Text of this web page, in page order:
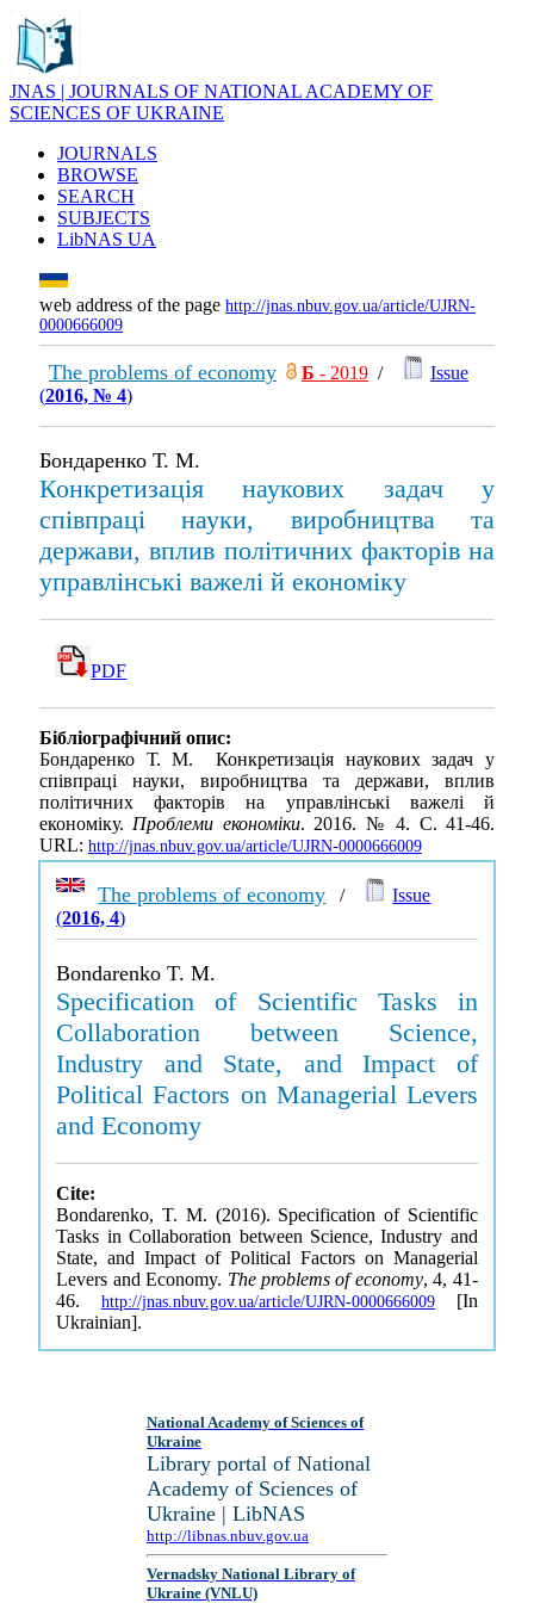
JNAS | JOURNALS OF NATIONAL ACADEMY OF
SCIENCES OF UKRAINE
JOURNALS
BROWSE
SEARCH
SUBJECTS
LibNAS UA
web address of the page http://jnas.nbuv.gov.ua/article/UJRN-
0000666009
The problems of economy Б - 2019 /
Issue
(2016, № 4)
Бондаренко Т. М.
Конкретизація наукових задач у
співпраці науки, виробництва та
держави, вплив політичних факторів на
управлінські важелі й економіку
PDF
Бібліографічний опис:
Бондаренко Т. М. Конкретизація наукових задач у
співпраці науки, виробництва та держави, вплив
політичних факторів на управлінські важелі й
економіку.Проблеми економіки. 2016. № 4. С. 41-46.
URL: http://jnas.nbuv.gov.ua/article/UJRN-0000666009
The problems of economy /
Issue
(2016, 4)
Bondarenko T. M.
Specification of Scientific Tasks in
Collaboration between Science,
Industry and State, and Impact of
Political Factors on Managerial Levers
and Economy
Cite:
Bondarenko, T. M. (2016). Specification of Scientific
Tasks in Collaboration between Science, Industry and
State, and Impact of Political Factors on Managerial
Levers and Economy. The problems of economy, 4, 41-
46. http://jnas.nbuv.gov.ua/article/UJRN-0000666009 [In
Ukrainian].
National Academy of Sciences of
Ukraine
Library portal of National
Academy of Sciences of
Ukraine | LibNAS
http://libnas.nbuv.gov.ua
Vernadsky National Library of
Ukraine (VNLU)